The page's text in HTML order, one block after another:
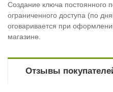
Создание ключа постоянного
ограниченного доступа (по
оговаривается при
магазине.
Отзывы